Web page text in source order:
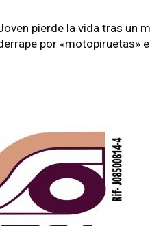
pierde la vida tras un
por «motopiruetas»